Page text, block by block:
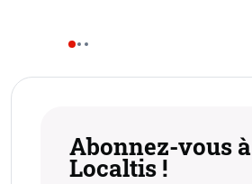
Abonnez-vous à
Localtis !